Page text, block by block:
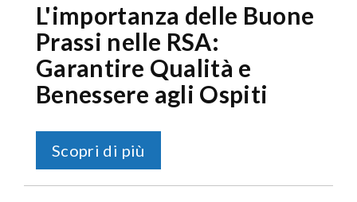
L'importanza delle Buone
Prassi nelle RSA:
Garantire Qualità e
Benessere agli Ospiti
Scopri di più